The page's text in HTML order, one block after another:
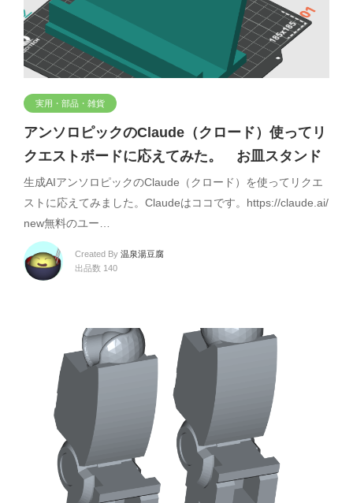
実用・部品・雑貨
アンソロピックのClaude（クロード）使ってリ
クエストボードに応えてみた。 お皿スタンド
生成AIアンソロピックのClaude（クロード）を使ってリクエ
ストに応えてみました。Claudeはココです。https://claude.ai/
new無料のユー…
Created By 温泉湯豆腐
出品数 140